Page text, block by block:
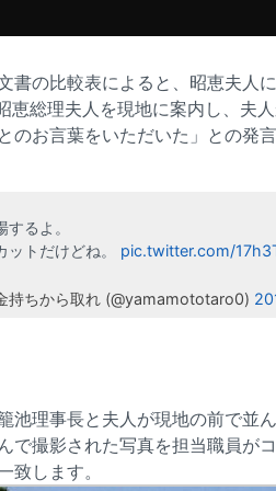
書の比較表によると、昭恵夫人
恵総理夫人を現地に案内し、夫
のお言葉をいただいた」との発
るよ。
ットだけどね。 pic.twitter.com/
持ちから取れ (@yamamototaro0)
池理事長と夫人が現地の前で並
で撮影された写真を担当職員が
致します。